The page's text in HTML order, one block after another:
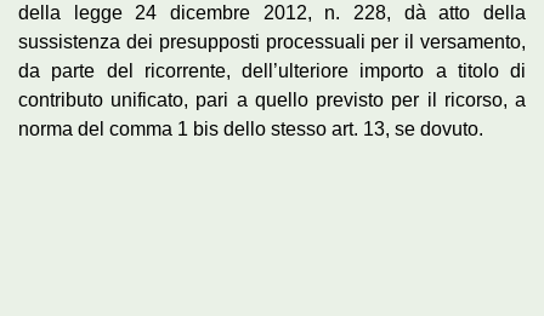
della legge 24 dicembre 2012, n. 228, dà atto della
sussistenza dei presupposti processuali per il versamento,
da parte del ricorrente, dell’ulteriore importo a titolo di
contributo unificato, pari a quello previsto per il ricorso, a
norma del comma 1 bis dello stesso art. 13, se dovuto.